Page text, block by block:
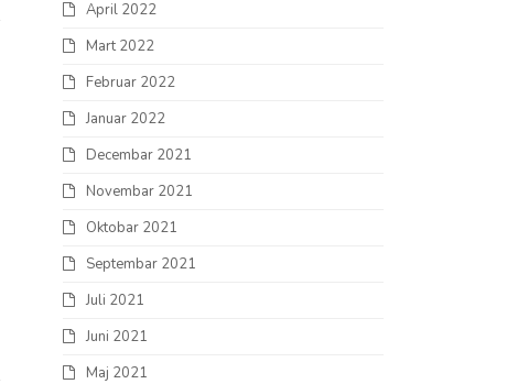
April 2022
Mart 2022
Februar 2022
Januar 2022
Decembar 2021
Novembar 2021
Oktobar 2021
Septembar 2021
Juli 2021
Juni 2021
Maj 2021